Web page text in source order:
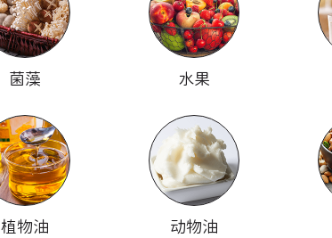
菌藻 水果
植物油 动物油